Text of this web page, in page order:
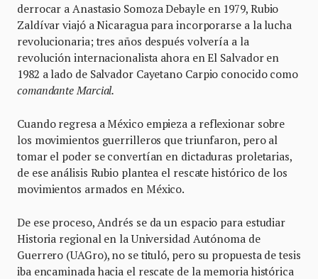
derrocar a Anastasio Somoza Debayle en 1979, Rubio
Zaldívar viajó a Nicaragua para incorporarse a la lucha
revolucionaria; tres años después volvería a la
revolución internacionalista ahora en El Salvador en
1982 a lado de Salvador Cayetano Carpio conocido como
comandante Marcial.
Cuando regresa a México empieza a reflexionar sobre
los movimientos guerrilleros que triunfaron, pero al
tomar el poder se convertían en dictaduras proletarias,
de ese análisis Rubio plantea el rescate histórico de los
movimientos armados en México.
De ese proceso, Andrés se da un espacio para estudiar
Historia regional en la Universidad Autónoma de
Guerrero (UAGro), no se tituló, pero su propuesta de tesis
iba encaminada hacia el rescate de la memoria histórica